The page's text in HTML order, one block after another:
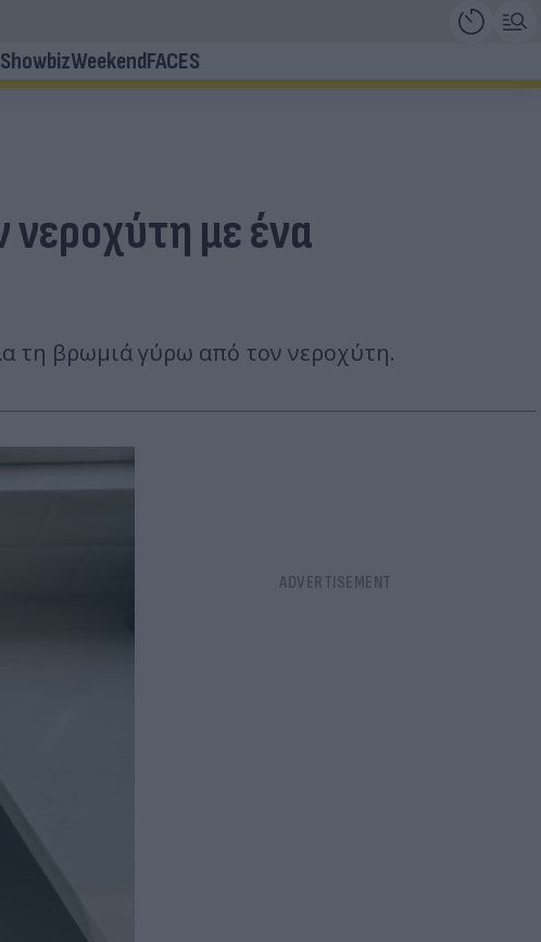
ShowbizWeekendFACES
με ένα
τη βρωμιά γύρω από τον νεροχύτη.